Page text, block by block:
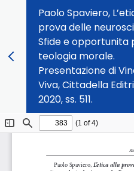
Paolo Spaviero,
prova delle
Sfide e opportunita
teologia morale.
Presentazione di
Viva, Cittadella
2020, ss. 511.